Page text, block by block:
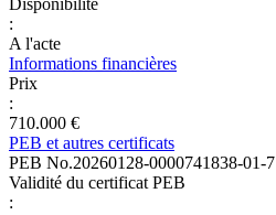
Disponibilité
:
A l'acte
Informations financières
Prix
:
710.000 €
PEB et autres certificats
PEB No.20260128-0000741838-01-7
Validité du certificat PEB
: